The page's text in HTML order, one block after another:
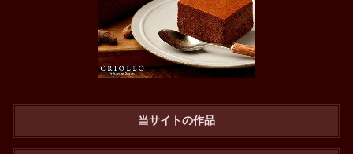
当サイトの作品